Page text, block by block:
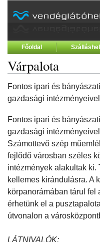
Főoldal
Várpalota
Fontos ipari és
gazdasági
Fontos ipari és
gazdasági
Számottevő szép
fejlődő városban széles
intézmények alakultak
kellemes kirándulásra. A
körpanorámában tárul fel
érhetünk el a
útvonalon a
LÁTNIVALÓK: